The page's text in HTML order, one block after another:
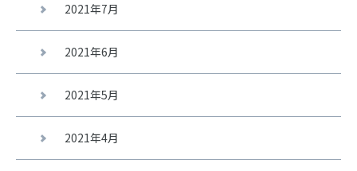
2021年7月
2021年6月
2021年5月
2021年4月